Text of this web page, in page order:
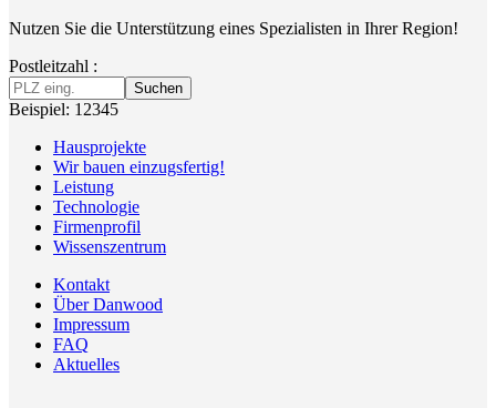
Nutzen Sie die Unterstützung eines Spezialisten in Ihrer Region!
Postleitzahl :
Suchen
Beispiel: 12345
Hausprojekte
Wir bauen einzugsfertig!
Leistung
Technologie
Firmenprofil
Wissenszentrum
Kontakt
Über Danwood
Impressum
FAQ
Aktuelles